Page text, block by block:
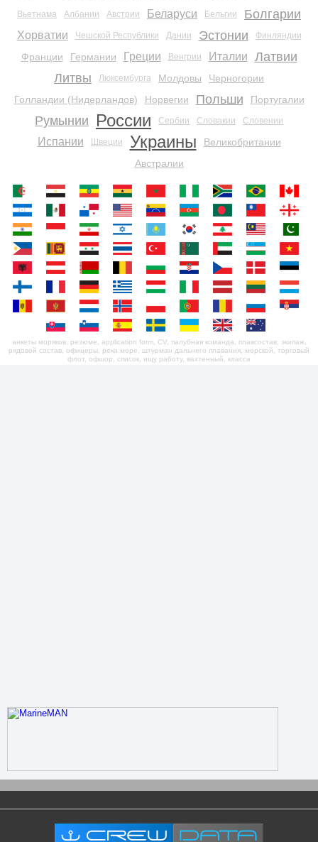
Вьетнама Албании Австрии Беларуси Бельгии Болгарии
Хорватии Чешской Республики Дании Эстонии Финляндии
Франции Германии Греции Венгрии Италии
Латвии
Литвы
Люксембурга Молдовы
Черногории
Голландии (Нидерландов)
Норвегии Польши Португалии
Румынии России Сербии Словакии Словении
Испании Швеции Украины
Великобритании
Австралии
анкеты моряков, резюме, application form, CV, палубная команда, плавсостав, экипаж,
рядовой состав, офицеры, река море, штурман дальнего плавания, морской, торговый
флот, офшор, список, ищу работу, вахтенный, класса